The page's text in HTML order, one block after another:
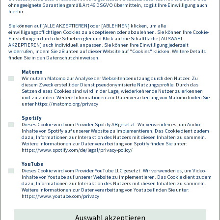
übernehmen wir keine Haftung für allfälligen
Schadenersatz.
Footer
Kontakt Datenschutz
Impressum
Compliance
Cookies
ohne geeignete Garantien gemäß Art 46 DSGVO übermitteln, so gilt Ihre Einwilligung auch
hierfür.
Sie können auf [ALLE AKZEPTIEREN] oder [ABLEHNEN] klicken, um alle
einwilligungspflichtigen Cookies zu akzeptieren oder abzulehnen. Sie können Ihre Cookie-
Einstellungen durch die Schieberegler und Klick auf die Schaltfläche [AUSWAHL
AKZEPTIEREN] auch individuell anpassen. Sie können Ihre Einwilligung jederzeit
widerrufen, indem Sie zB unten auf dieser Website auf "Cookies" klicken. Weitere Details
finden Sie in den Datenschutzhinweisen.
Matomo
Wir nutzen Matomo zur Analyse der Webseitenbenutzung durch den Nutzer. Zu
diesem Zweck erstellt der Dienst pseudonymisierte Nutzungsprofile. Durch das
Setzen dieses Cookies sind wird in der Lage, wiederkehrende Nutzer zu erkennen
und zu zählen. Weitere Informationen zur Datenverarbeitung von Matomo finden Sie
unter https://matomo.org/privacy
Spotify
Dieses Cookie wird vom Provider Spotify AB gesetzt. Wir verwenden es, um Audio-
Inhalte von Spotify auf unserer Website zu implementieren. Das Cookie dient zudem
dazu, Informationen zur Interaktion des Nutzers mit diesen Inhalten zu sammeln.
Weitere Informationen zur Datenverarbeitung von Spotify finden Sie unter:
https://www.spotify.com/de/legal/privacy-policy/
YouTube
Dieses Cookie wird vom Provider YouTube LLC gesetzt. Wir verwenden es, um Video-
Inhalte von Youtube auf unserer Website zu implementieren. Das Cookie dient zudem
dazu, Informationen zur Interaktion des Nutzers mit diesen Inhalten zu sammeln.
Weitere Informationen zur Datenverarbeitung von Youtube finden Sie unter:
https://www.youtube.com/privacy
Auswahl akzeptieren
Follow us on: